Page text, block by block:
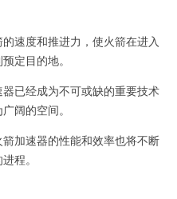
速度和推进力，使火箭在进入
定目的地。
已经成为不可或缺的重要技术
阔的空间。
加速器的性能和效率也将不断
程。